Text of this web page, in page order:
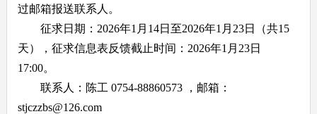
过邮箱报送联系人。
征求日期：2026年1月14日至2026年1月23日（共15
天），征求信息表反馈截止时间：2026年1月23日
17:00。
联系人：陈工 0754-88860573 ，邮箱：
stjczzbs@126.com